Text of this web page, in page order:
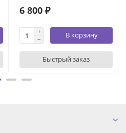
6 800 ₽
В корзину
Быстрый заказ